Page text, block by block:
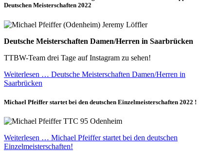
Deutschen Meisterschaften 2022
Deutsche Meisterschaften Damen/Herren in Saarbrücken
TTBW-Team drei Tage auf Instagram zu sehen!
Weiterlesen … Deutsche Meisterschaften Damen/Herren in
Saarbrücken
Michael Pfeiffer startet bei den deutschen Einzelmeisterschaften 2022 !
Weiterlesen … Michael Pfeiffer startet bei den deutschen
Einzelmeisterschaften!